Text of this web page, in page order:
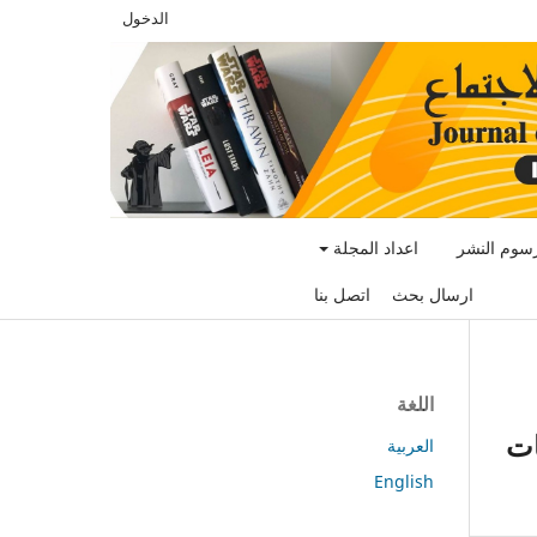
النشر اعداد المجلة
ارسال بحث اتصل بنا
الدخول
اللغة
العربية
English